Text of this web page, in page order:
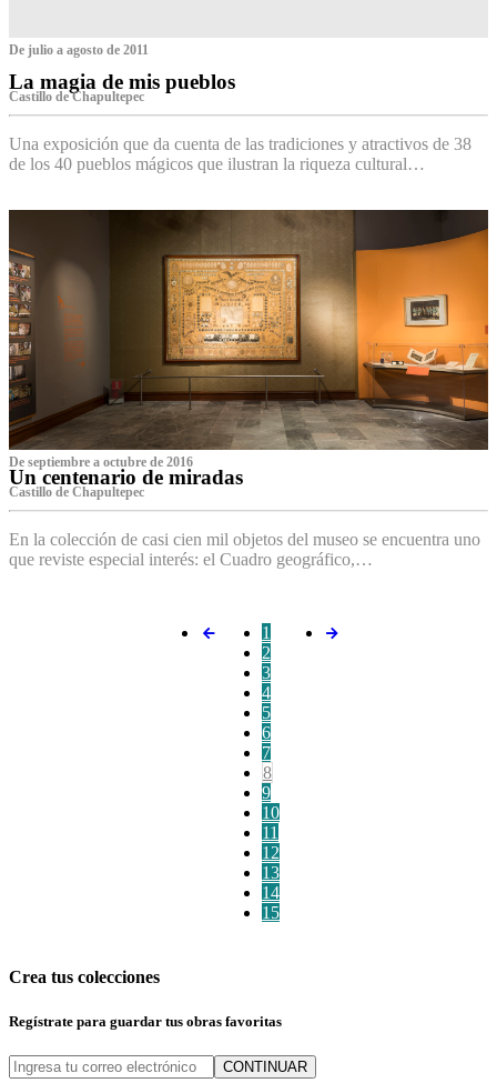
De julio a agosto de 2011
La magia de mis pueblos
Castillo de Chapultepec
Una exposición que da cuenta de las tradiciones y atractivos de 38
de los 40 pueblos mágicos que ilustran la riqueza cultural…
De septiembre a octubre de 2016
Un centenario de miradas
Castillo de Chapultepec
En la colección de casi cien mil objetos del museo se encuentra uno
que reviste especial interés: el Cuadro geográfico,…
1
2
3
4
5
6
7
8
9
10
11
12
13
14
15
Crea tus colecciones
Regístrate para guardar tus obras favoritas
CONTINUAR